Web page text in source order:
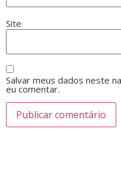
Site
Salvar meus dados neste
eu comentar.